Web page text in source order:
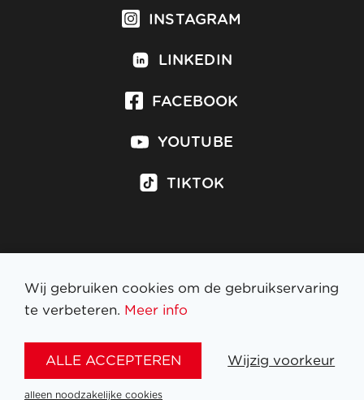
INSTAGRAM
LINKEDIN
FACEBOOK
YOUTUBE
TIKTOK
Inschrijven op nieuwsbrief
Wij gebruiken cookies om de gebruikservaring
te verbeteren. Meer info
ALLE ACCEPTEREN Wijzig voorkeur
alleen noodzakelijke cookies